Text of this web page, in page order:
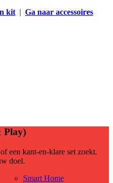
kit| Ga naar accessoires
Play)
een kant-en-klare set zoekt.
doel.
Smart Home